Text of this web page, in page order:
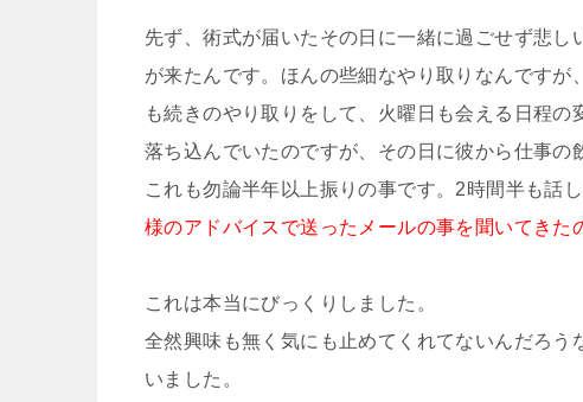
先ず、術式が届いたその日に一緒に過ごせず悲
が来たんです。ほんの些細なやり取りなんですが、
も続きのやり取りをして、火曜日も会える日程
落ち込んでいたのですが、その日に彼から仕事の
これも勿論半年以上振りの事です。2時間半も話
様のアドバイスで送ったメールの事を聞いてきた
これは本当にびっくりしました。
全然興味も無く気にも止めてくれてないんだろ
いました。